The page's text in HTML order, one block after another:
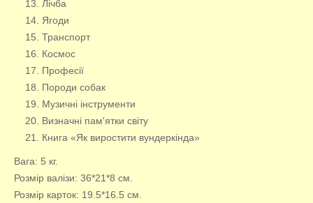
Лічба
Ягоди
Транспорт
Космос
Професії
Породи собак
Музичні інструменти
Визначні пам'ятки світу
Книга «Як виростити вундеркінда»
Вага: 5 кг.
Розмір валізи: 36*21*8 см.
Розмір карток: 19.5*16.5 см.